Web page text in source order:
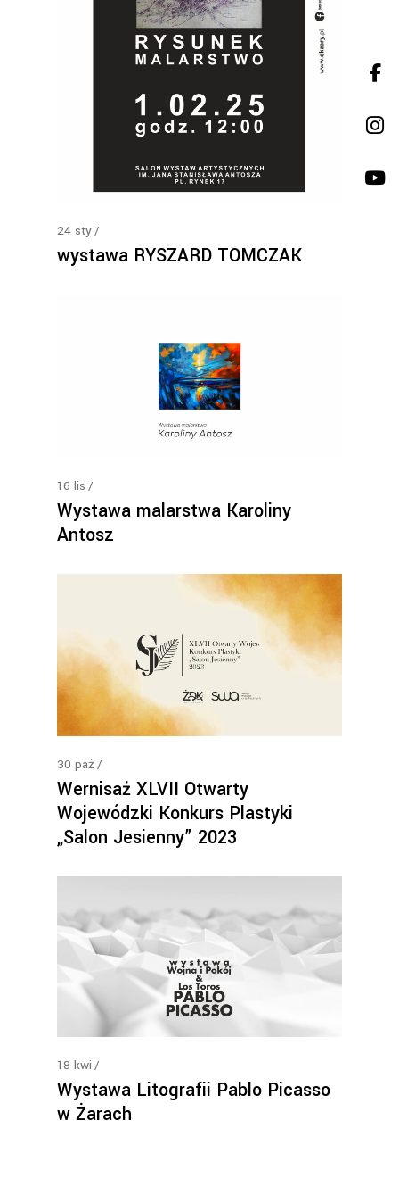
24 sty
wystawa RYSZARD TOMCZAK
16 lis
Wystawa malarstwa Karoliny
Antosz
30 paź
Wernisaż XLVII Otwarty
Wojewódzki Konkurs Plastyki
„Salon Jesienny” 2023
18 kwi
Wystawa Litografii Pablo Picasso
w Żarach